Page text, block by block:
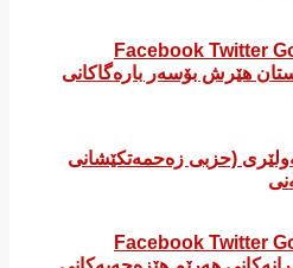
Facebook
(حزبی زەحمەتکێشانی
Facebook